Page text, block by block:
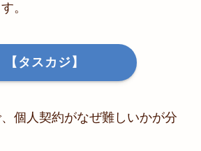
。
【タスカジ】
個人契約がなぜ難しいかが分